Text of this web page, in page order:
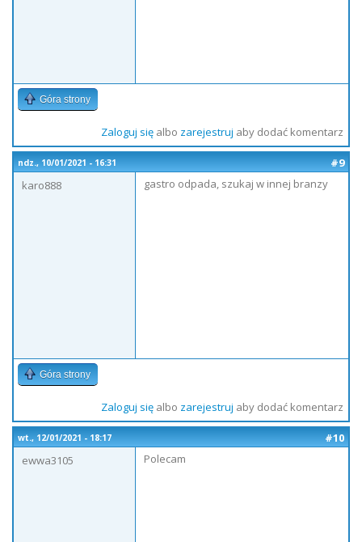
Góra strony
Zaloguj sięalbo zarejestruj aby dodać komentarz
ndz., 10/01/2021 - 16:31
#9
karo888
gastro odpada, szukaj w innej branzy
Góra strony
Zaloguj sięalbo zarejestruj aby dodać komentarz
wt., 12/01/2021 - 18:17
#10
ewwa3105
Polecam